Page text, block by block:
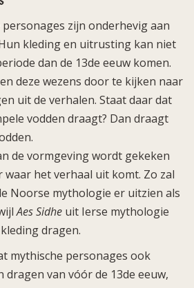
zijn onderhevig aan
kleding en uitrusting kan niet
dan de 13de eeuw komen.
deze wezens door te kijken naar
uit de verhalen. Staat daar dat
vodden draagt? Dan draagt
de vormgeving wordt gekeken
waar het verhaal uit komt. Zo zal
Noorse mythologie er uitzien als
Aes Sidhe uit Ierse mythologie
dragen.
mythische personages ook
dragen van vóór de 13de eeuw,